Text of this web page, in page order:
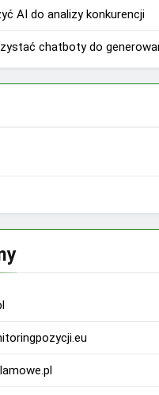
AI do analizy konkurencji
chatboty do